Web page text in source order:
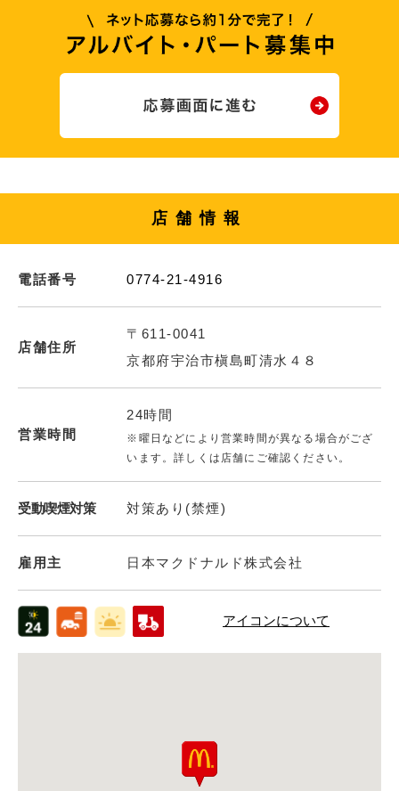
店舗情報
電話番号 0774-21-4916
店舗住所
〒611-0041
京都府宇治市槇島町清水４８
営業時間
24時間
※曜日などにより営業時間が異なる場合がござ
います。詳しくは店舗にご確認ください。
受動喫煙対策 対策あり(禁煙)
雇用主 日本マクドナルド株式会社
アイコンについて